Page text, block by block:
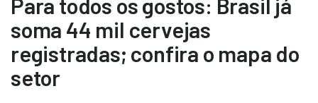
Para todos os gostos: Brasil já
soma 44 mil cervejas
registradas; confira o mapa do
setor